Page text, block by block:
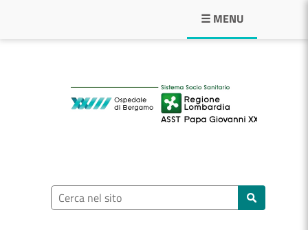
☰ MENU
ASST Papa
Ricerca nel sito